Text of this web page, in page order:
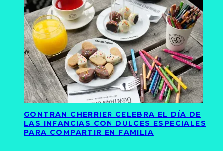
GONTRAN CHERRIER CELEBRA EL DÍA DE
LAS INFANCIAS CON DULCES ESPECIALES
PARA COMPARTIR EN FAMILIA